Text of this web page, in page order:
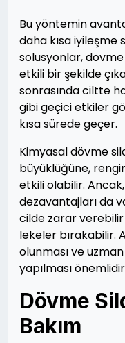
Bu yöntemin
daha kısa iyileşme
solüsyonlar,
etkili bir şekilde
sonrasında ciltte
gibi geçici etkiler
kısa sürede geçer.
Kimyasal dövme
büyüklüğüne,
etkili olabilir.
dezavantajları da
cilde zarar
lekeler bırakabilir.
olunması ve
yapılması
Dövme
Bakım